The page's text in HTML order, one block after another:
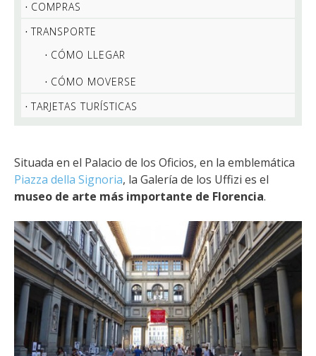
COMPRAS
TRANSPORTE
CÓMO LLEGAR
CÓMO MOVERSE
TARJETAS TURÍSTICAS
Situada en el Palacio de los Oficios, en la emblemática
Piazza della Signoria, la Galería de los Uffizi es el
museo de arte más importante de Florencia.